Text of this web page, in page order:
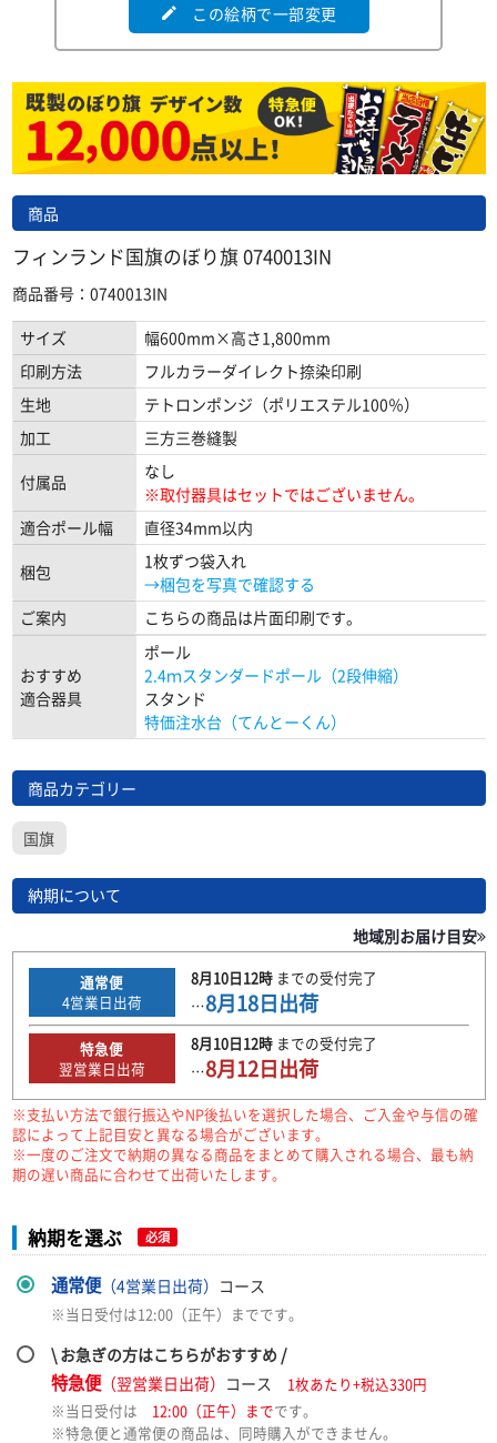
edit この絵柄で一部変更
商品
フィンランド国旗のぼり旗 0740013IN
商品番号：0740013IN
サイズ
幅600mm×高さ1,800mm
印刷方法
フルカラーダイレクト捺染印刷
生地
テトロンポンジ（ポリエステル100％）
加工
三方三巻縫製
付属品
なし
※取付器具はセットではございません。
適合ポール幅
直径34mm以内
梱包
1枚ずつ袋入れ
→梱包を写真で確認する
ご案内
こちらの商品は片面印刷です。
おすすめ
適合器具
ポール
2.4ｍスタンダードポール（2段伸縮）
スタンド
特価注水台（てんとーくん）
商品カテゴリー
国旗
納期について
地域別お届け目安
通常便
4営業日出荷
8月10日12時までの受付完了
…8月18日出荷
特急便
翌営業日出荷
8月10日12時までの受付完了
…8月12日出荷
※支払い方法で銀行振込やNP後払いを選択した場合、ご入金や与信の確
認によって上記目安と異なる場合がございます。
※一度のご注文で納期の異なる商品をまとめて購入される場合、最も納
期の遅い商品に合わせて出荷いたします。
納期を選ぶ 必須
通常便（4営業日出荷） コース
※当日受付は12:00（正午）までです。
\ お急ぎの方はこちらがおすすめ /
特急便（翌営業日出荷） コース
1枚あたり+税込330円
※当日受付は 12:00（正午）までです。
※特急便と通常便の商品は、同時購入ができません。